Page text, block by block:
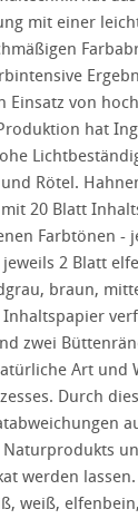
mit einer
Einsatz von
hat
Rötel.
20 Blatt
Farbtönen -
2 Blatt
braun,
Inhaltspapier
zwei
Art und
Durch
Naturprodukts
werden
weiß,